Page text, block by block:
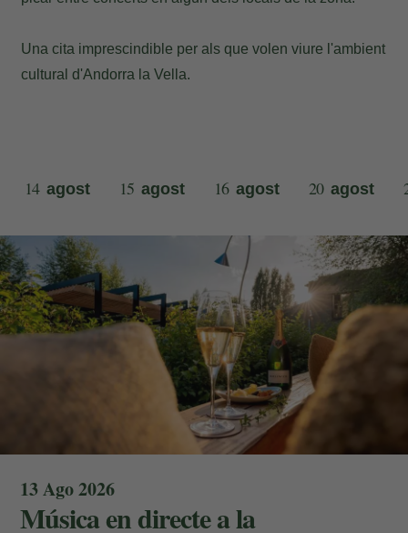
Una cita imprescindible per als que volen viure l'ambient
cultural d'Andorra la Vella.
13 Ago 2026
Música en directe a la
14 agost 15 agost 16 agost 20 agost